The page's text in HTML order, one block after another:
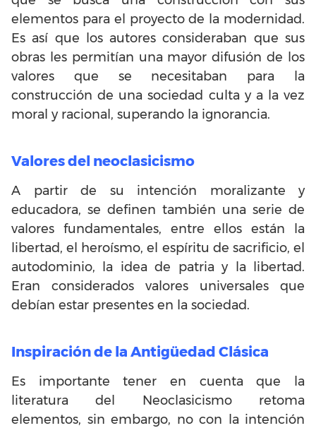
elementos para el proyecto de la modernidad.
Es así que los autores consideraban que sus
obras les permitían una mayor difusión de los
valores que se necesitaban para la
construcción de una sociedad culta y a la vez
moral y racional, superando la ignorancia.
Valores del neoclasicismo
A partir de su intención moralizante y
educadora, se definen también una serie de
valores fundamentales, entre ellos están la
libertad, el heroísmo, el espíritu de sacrificio, el
autodominio, la idea de patria y la libertad.
Eran considerados valores universales que
debían estar presentes en la sociedad.
Inspiración de la Antigüedad Clásica
Es importante tener en cuenta que la
literatura del Neoclasicismo retoma
elementos, sin embargo, no con la intención